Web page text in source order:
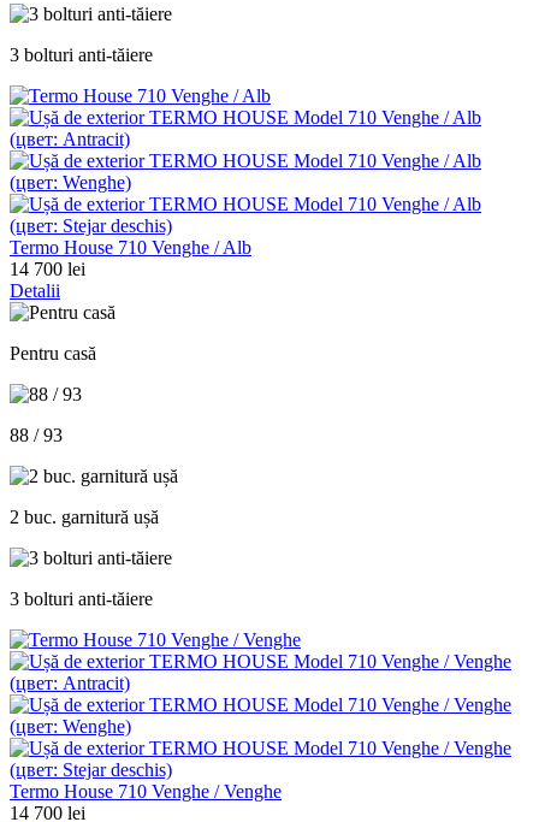
3 bolturi anti-tăiere
Termo House 710 Venghe / Alb
14 700 lei
Detalii
Pentru casă
88 / 93
2 buc. garnitură ușă
3 bolturi anti-tăiere
Termo House 710 Venghe / Venghe
14 700 lei